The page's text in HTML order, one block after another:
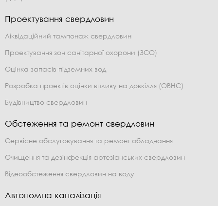
Проектування свердловин
Ліквідаційний тампонаж свердловин
Проектування зон санітарної охорони (ЗСО)
Оцінка запасів підземних вод
Розробка проектів оцінки впливу на довкілля (ОВНС)
Будівництво свердловин
Обстеження та ремонт свердловин
Сервісне обслуговування та ремонт обладнання
Очищення та дезінфекція артезіанських свердловин
Відеообстеження свердловин на воду
Автономна каналізація